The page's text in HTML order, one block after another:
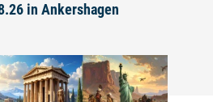
in Ankershagen